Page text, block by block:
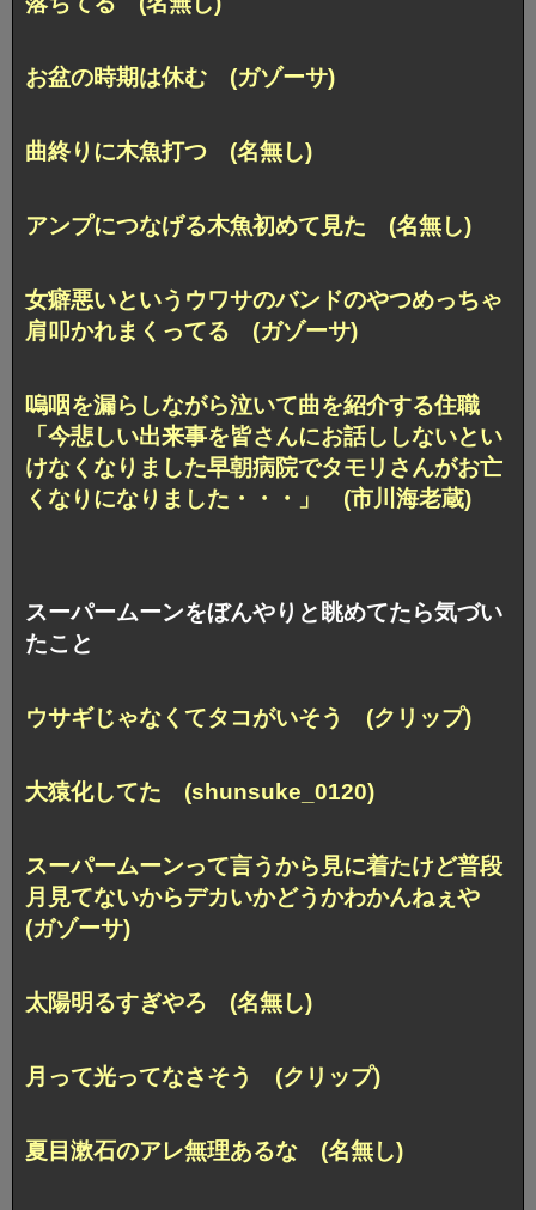
お盆の時期は休む (ガゾーサ)
曲終りに木魚打つ (名無し)
アンプにつなげる木魚初めて見た (名無し)
女癖悪いというウワサのバンドのやつめっちゃ
肩叩かれまくってる (ガゾーサ)
嗚咽を漏らしながら泣いて曲を紹介する住職
「今悲しい出来事を皆さんにお話ししないとい
けなくなりました早朝病院でタモリさんがお亡
くなりになりました・・・」 (市川海老蔵)
スーパームーンをぼんやりと眺めてたら気づい
たこと
ウサギじゃなくてタコがいそう (クリップ)
大猿化してた (shunsuke_0120)
スーパームーンって言うから見に着たけど普段
月見てないからデカいかどうかわかんねぇや
(ガゾーサ)
太陽明るすぎやろ (名無し)
月って光ってなさそう (クリップ)
夏目漱石のアレ無理あるな (名無し)